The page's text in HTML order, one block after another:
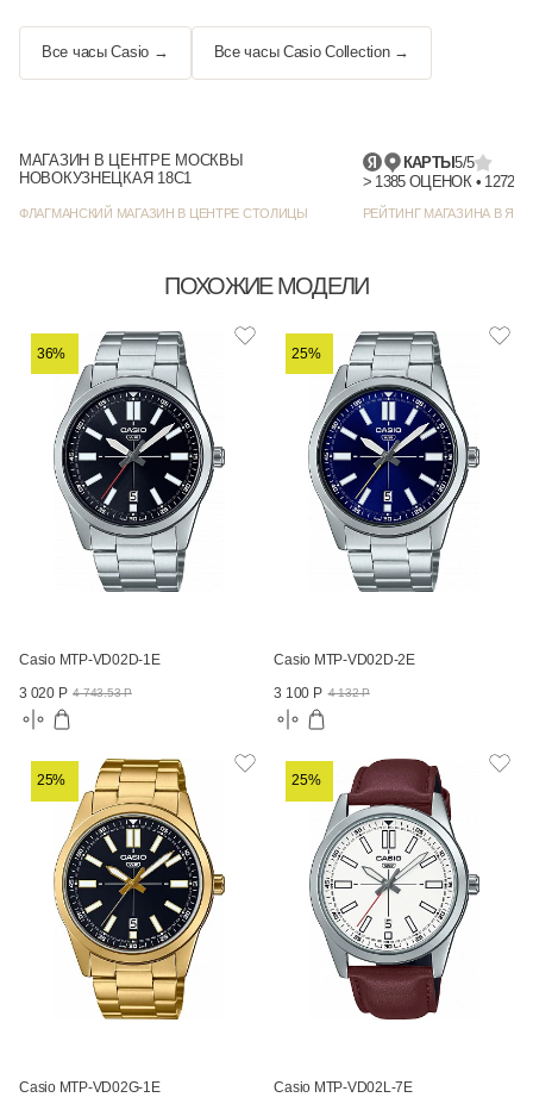
Все часы Casio → Все часы Casio Collection →
МАГАЗИН В ЦЕНТРЕ МОСКВЫ
НОВОКУЗНЕЦКАЯ 18С1
ФЛАГМАНСКИЙ МАГАЗИН В ЦЕНТРЕ СТОЛИЦЫ
КАРТЫ5/5
РЕЙТИНГ МАГАЗИНА В
ПОХОЖИЕ МОДЕЛИ
36%
Casio MTP-VD02D-1E
3 020 Р 4 743.53 Р
25%
Casio MTP-VD02D-2E
3 100 Р 4 132 Р
25%
Casio MTP-VD02G-1E
25%
Casio MTP-VD02L-7E